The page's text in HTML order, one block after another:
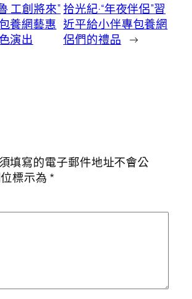
工創將來”
養網藝惠
演出
拾光紀·“年夜伴侶”習
近平給小伴專包養網
侶們的禮品 →
填寫的電子郵件地址不會公
標示為*